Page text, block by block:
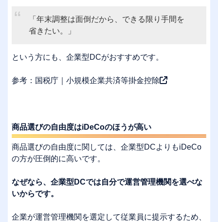
「年末調整は面倒だから、できる限り手間を
省きたい。」
という方にも、企業型DCがおすすめです。
参考： 国税庁｜小規模企業共済等掛金控除
商品選びの自由度はiDeCoのほうが高い
商品選びの自由度に関しては、企業型DCよりもiDeCo
の方が圧倒的に高いです。
なぜなら、企業型DCでは自分で運営管理機関を選べな
いからです。
企業が運営管理機関を選定して従業員に提示するため、